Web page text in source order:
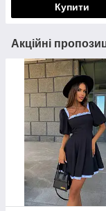
Купити
Акційні